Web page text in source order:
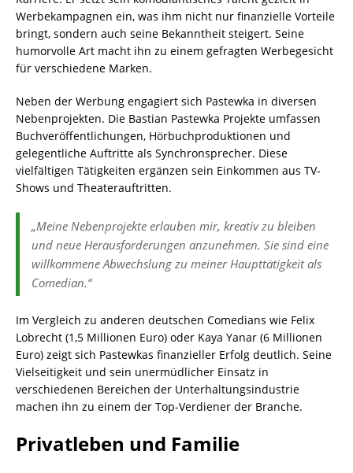
Werbekampagnen ein, was ihm nicht nur finanzielle Vorteile
bringt, sondern auch seine Bekanntheit steigert. Seine
humorvolle Art macht ihn zu einem gefragten Werbegesicht
für verschiedene Marken.
Neben der Werbung engagiert sich Pastewka in diversen
Nebenprojekten. Die Bastian Pastewka Projekte umfassen
Buchveröffentlichungen, Hörbuchproduktionen und
gelegentliche Auftritte als Synchronsprecher. Diese
vielfältigen Tätigkeiten ergänzen sein Einkommen aus TV-
Shows und Theaterauftritten.
„Meine Nebenprojekte erlauben mir, kreativ zu bleiben
und neue Herausforderungen anzunehmen. Sie sind eine
willkommene Abwechslung zu meiner Haupttätigkeit als
Comedian.“
Im Vergleich zu anderen deutschen Comedians wie Felix
Lobrecht (1,5 Millionen Euro) oder Kaya Yanar (6 Millionen
Euro) zeigt sich Pastewkas finanzieller Erfolg deutlich. Seine
Vielseitigkeit und sein unermüdlicher Einsatz in
verschiedenen Bereichen der Unterhaltungsindustrie
machen ihn zu einem der Top-Verdiener der Branche.
Privatleben und Familie